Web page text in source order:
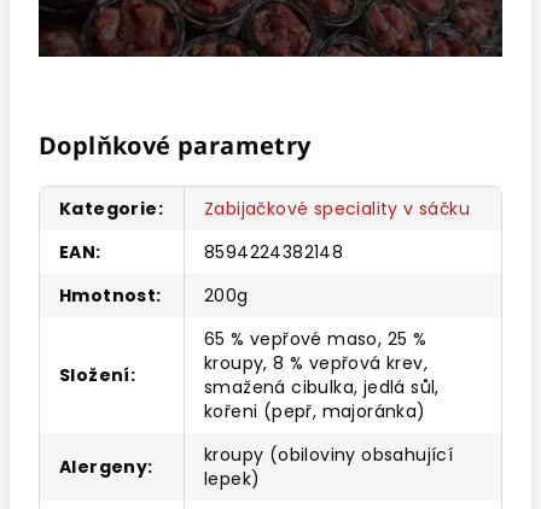
Doplňkové parametry
Kategorie:
Zabijačkové speciality v sáčku
EAN:
8594224382148
Hmotnost: 200g
Složení:
65 % vepřové maso, 25 %
kroupy, 8 % vepřová krev,
smažená cibulka, jedlá sůl,
kořeni (pepř, majoránka)
Alergeny:
kroupy (obiloviny obsahující
lepek)